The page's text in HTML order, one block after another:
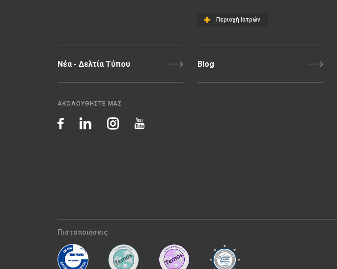
Περιοχή Ιατρών
Νέα - Δελτία Τύπου Blog
ΑΚΟΛΟΥΘΗΣΤΕ ΜΑΣ
Πιστοποιήσεις